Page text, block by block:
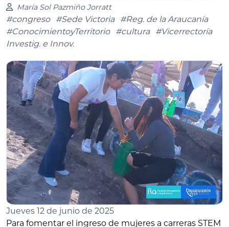
María Sol Pazmiño Jorratt
#congreso #Sede Victoria
#Reg. de la Araucanía
#ConocimientoyTerritorio
#cultura
#Vicerrectoría
Investig. e Innov.
Jueves 12 de junio de 2025
Para fomentar el ingreso de mujeres a carreras STEM